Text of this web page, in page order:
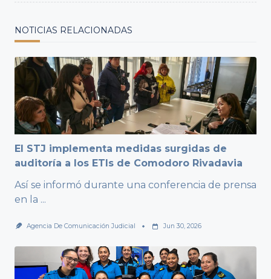
NOTICIAS RELACIONADAS
El STJ implementa medidas surgidas de
auditoría a los ETIs de Comodoro Rivadavia
Así se informó durante una conferencia de prensa
en la ...
Agencia De Comunicación Judicial Jun 30, 2026